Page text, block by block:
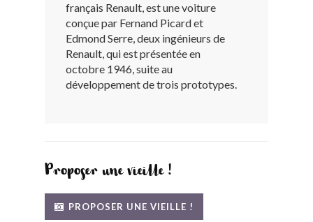
LE BLOG
BONJOURLAVIEILLE ?
français Renault, est une voiture
conçue par Fernand Picard et
Edmond Serre, deux ingénieurs de
Renault, qui est présentée en
octobre 1946, suite au
développement de trois prototypes.
Proposer une vieille !
PROPOSER UNE VIEILLE !